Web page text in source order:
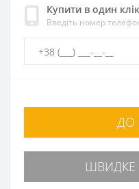
Купити в один клік
Введіть номер
ДО
ШВИДКЕ